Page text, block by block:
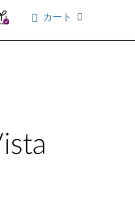
カート